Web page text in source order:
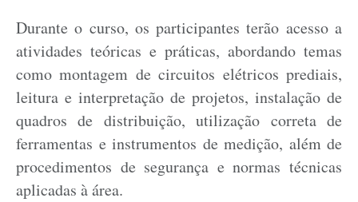
Durante o curso, os participantes terão acesso a
atividades teóricas e práticas, abordando temas
como montagem de circuitos elétricos prediais,
leitura e interpretação de projetos, instalação de
quadros de distribuição, utilização correta de
ferramentas e instrumentos de medição, além de
procedimentos de segurança e normas técnicas
aplicadas à área.